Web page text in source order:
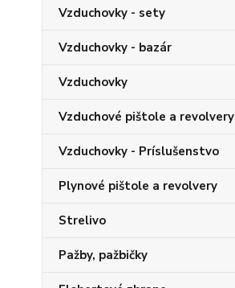
Vzduchovky - sety
Vzduchovky - bazár
Vzduchovky
Vzduchové pištole a revolvery
Vzduchovky - Príslušenstvo
Plynové pištole a revolvery
Strelivo
Pažby, pažbičky